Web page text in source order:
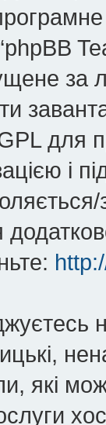
за
GPL для
і
які